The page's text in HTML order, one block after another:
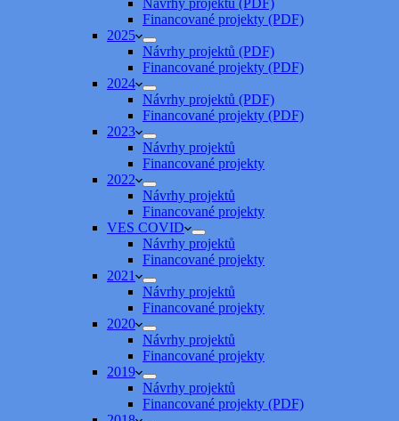
Návrhy projektů (PDF)
Financované projekty (PDF)
2025
Návrhy projektů (PDF)
Financované projekty (PDF)
2024
Návrhy projektů (PDF)
Financované projekty (PDF)
2023
Návrhy projektů
Financované projekty
2022
Návrhy projektů
Financované projekty
VES COVID
Návrhy projektů
Financované projekty
2021
Návrhy projektů
Financované projekty
2020
Návrhy projektů
Financované projekty
2019
Návrhy projektů
Financované projekty (PDF)